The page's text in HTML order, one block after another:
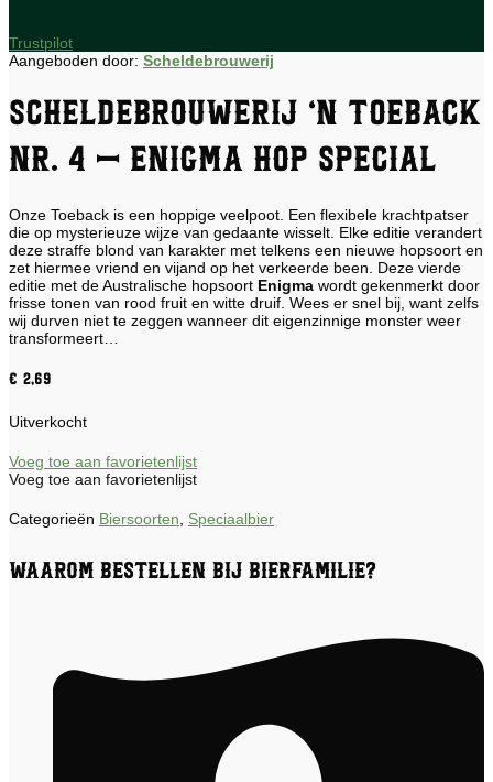
Trustpilot
Aangeboden door: Scheldebrouwerij
Scheldebrouwerij ‘n Toeback
nr. 4 – Enigma Hop Special
Onze Toeback is een hoppige veelpoot. Een flexibele krachtpatser
die op mysterieuze wijze van gedaante wisselt. Elke editie verandert
deze straffe blond van karakter met telkens een nieuwe hopsoort en
zet hiermee vriend en vijand op het verkeerde been. Deze vierde
editie met de Australische hopsoort Enigma wordt gekenmerkt door
frisse tonen van rood fruit en witte druif. Wees er snel bij, want zelfs
wij durven niet te zeggen wanneer dit eigenzinnige monster weer
transformeert…
€ 2,69
Uitverkocht
Voeg toe aan favorietenlijst
Voeg toe aan favorietenlijst
Categorieën Biersoorten Speciaalbier
Waarom bestellen bij Bierfamilie?